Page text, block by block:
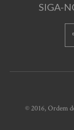
SIGA-
© 2016, Ordem